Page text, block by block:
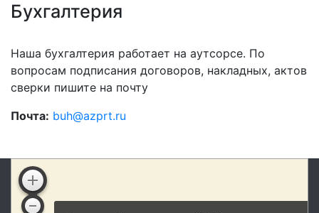
Бухгалтерия
Наша бухгалтерия работает на аутсорсе. По
вопросам подписания договоров, накладных, актов
сверки пишите на почту
Почта: buh@azprt.ru